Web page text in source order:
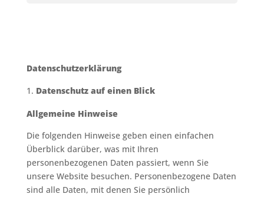
Datenschutzerklärung
Datenschutz auf einen Blick
Allgemeine Hinweise
Die folgenden Hinweise geben einen einfachen
Überblick darüber, was mit Ihren
personenbezogenen Daten passiert, wenn Sie
unsere Website besuchen. Personenbezogene Daten
sind alle Daten, mit denen Sie persönlich